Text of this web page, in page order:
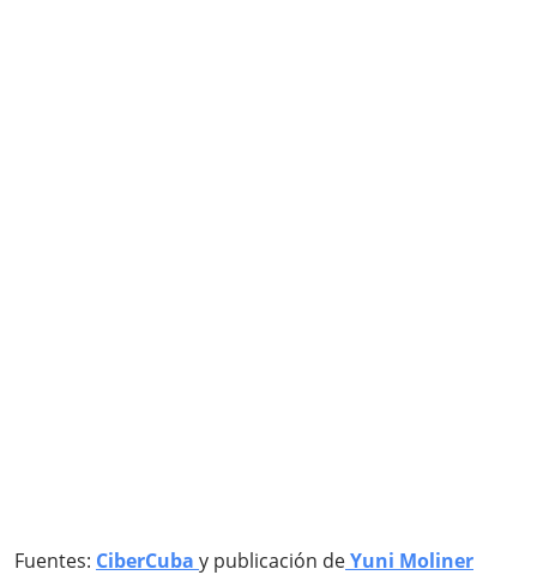
Fuentes: CiberCuba y publicación deYuni Moliner